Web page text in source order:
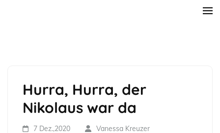
Hurra, Hurra, der
Nikolaus war da
7 Dez.,2020 Vanessa Kreuzer